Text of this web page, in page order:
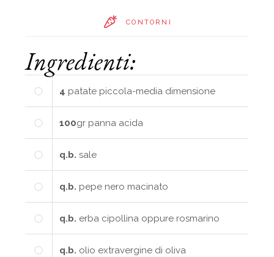
CONTORNI
Ingredienti:
4 patate piccola-media dimensione
100gr panna acida
q.b. sale
q.b. pepe nero macinato
q.b. erba cipollina oppure rosmarino
q.b. olio extravergine di oliva